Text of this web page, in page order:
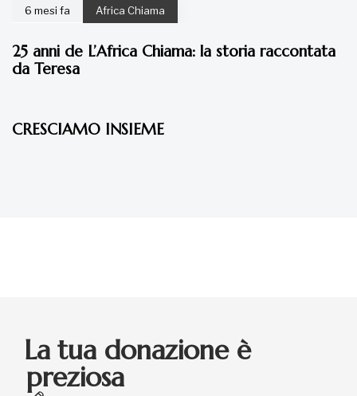
6 mesi fa Africa Chiama
25 anni de L’Africa Chiama: la storia raccontata
da Teresa
CRESCIAMO INSIEME
La tua donazione è
preziosa